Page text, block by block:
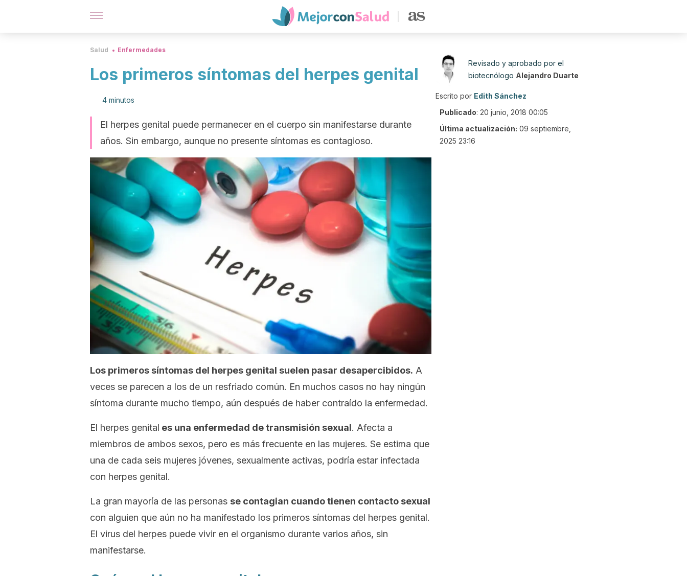
Salud Enfermedades
Los primeros síntomas del herpes genital
4 minutos
El herpes genital puede permanecer en el cuerpo sin manifestarse durante
años. Sin embargo, aunque no presente síntomas es contagioso.
Los primeros síntomas del herpes genital suelen pasar desapercibidos. A
veces se parecen a los de un resfriado común. En muchos casos no hay ningún
síntoma durante mucho tiempo, aún después de haber contraído la enfermedad.
El herpes genital es una enfermedad de transmisión sexual. Afecta a
miembros de ambos sexos, pero es más frecuente en las mujeres. Se estima que
una de cada seis mujeres jóvenes, sexualmente activas, podría estar infectada
con herpes genital.
La gran mayoría de las personas se contagian cuando tienen contacto sexual
con alguien que aún no ha manifestado los primeros síntomas del herpes genital.
El virus del herpes puede vivir en el organismo durante varios años, sin
manifestarse.
Revisado y aprobado por el
biotecnólogo Alejandro Duarte
Escrito por Edith Sánchez
Publicado: 20 junio, 2018 00:05
Última actualización: 09 septiembre,
2025 23:16